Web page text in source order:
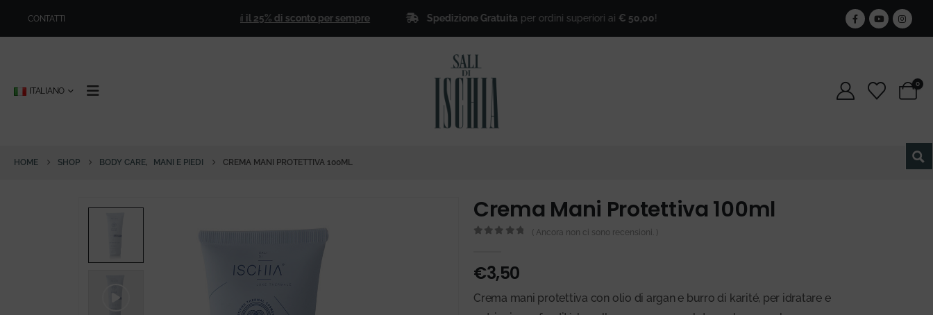
CONTATTI
🎁 Iscriviti alla newsletter e ottieni il 25% di sconto per sempre Spedizione Gratuitaper ordini superiori ai€ 50,00! Iscriviti alla newsletter e ottieni il 25% di sconto per
ITALIANO
0
HOME SHOP BODY CARE, MANI E PIEDI CREMA MANI PROTETTIVA 100ML
Crema Mani Protettiva 100ml
( Ancora non ci sono recensioni. )
€3,50
Crema mani protettiva con olio di argan e burro di karité, per idratare e